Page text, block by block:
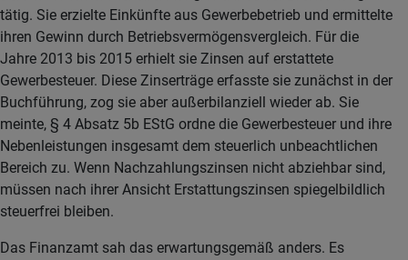
tätig. Sie erzielte Einkünfte aus Gewerbebetrieb und ermittelte
ihren Gewinn durch Betriebsvermögensvergleich. Für die
Jahre 2013 bis 2015 erhielt sie Zinsen auf erstattete
Gewerbesteuer. Diese Zinserträge erfasste sie zunächst in der
Buchführung, zog sie aber außerbilanziell wieder ab. Sie
meinte, § 4 Absatz 5b EStG ordne die Gewerbesteuer und ihre
Nebenleistungen insgesamt dem steuerlich unbeachtlichen
Bereich zu. Wenn Nachzahlungszinsen nicht abziehbar sind,
müssen nach ihrer Ansicht Erstattungszinsen spiegelbildlich
steuerfrei bleiben.
Das Finanzamt sah das erwartungsgemäß anders. Es